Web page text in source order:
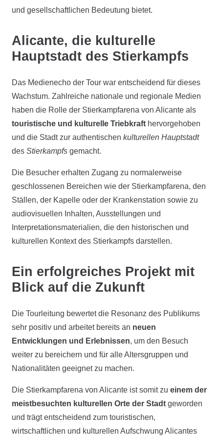
und gesellschaftlichen Bedeutung bietet.
Alicante, die kulturelle
Hauptstadt des Stierkampfs
Das Medienecho der Tour war entscheidend für dieses
Wachstum. Zahlreiche nationale und regionale Medien
haben die Rolle der Stierkampfarena von Alicante als
touristische und kulturelle Triebkraft hervorgehoben
und die Stadt zur authentischen kulturellen Hauptstadt
des Stierkampfs gemacht.
Die Besucher erhalten Zugang zu normalerweise
geschlossenen Bereichen wie der Stierkampfarena, den
Ställen, der Kapelle oder der Krankenstation sowie zu
audiovisuellen Inhalten, Ausstellungen und
Interpretationsmaterialien, die den historischen und
kulturellen Kontext des Stierkampfs darstellen.
Ein erfolgreiches Projekt mit
Blick auf die Zukunft
Die Tourleitung bewertet die Resonanz des Publikums
sehr positiv und arbeitet bereits an neuen
Entwicklungen und Erlebnissen, um den Besuch
weiter zu bereichern und für alle Altersgruppen und
Nationalitäten geeignet zu machen.
Die Stierkampfarena von Alicante ist somit zu einem der
meistbesuchten kulturellen Orte der Stadt geworden
und trägt entscheidend zum touristischen,
wirtschaftlichen und kulturellen Aufschwung Alicantes